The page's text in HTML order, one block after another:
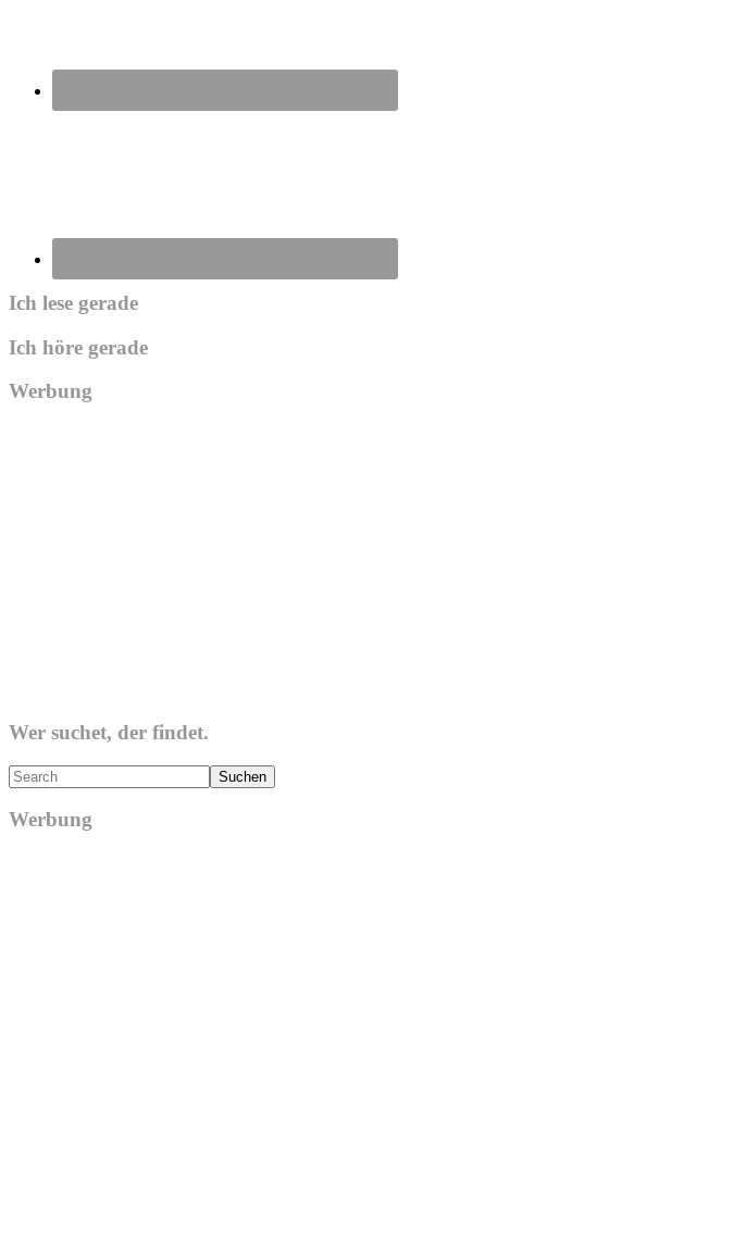
Ich lese gerade
Ich höre gerade
Werbung
Wer suchet, der findet.
Search
Werbung